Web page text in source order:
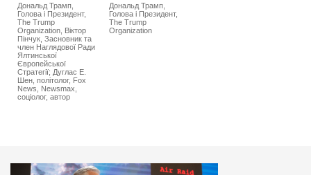
Дональд Трамп,
Голова і Президент,
The Trump
Organization, Віктор
Пінчук, Засновник та
член Наглядової Ради
Ялтинської
Європейської
Стратегії; Дуглас Е.
Шен, політолог, Fox
News, Newsmax,
соціолог, автор
Дональд Трамп,
Голова і Президент,
The Trump
Organization